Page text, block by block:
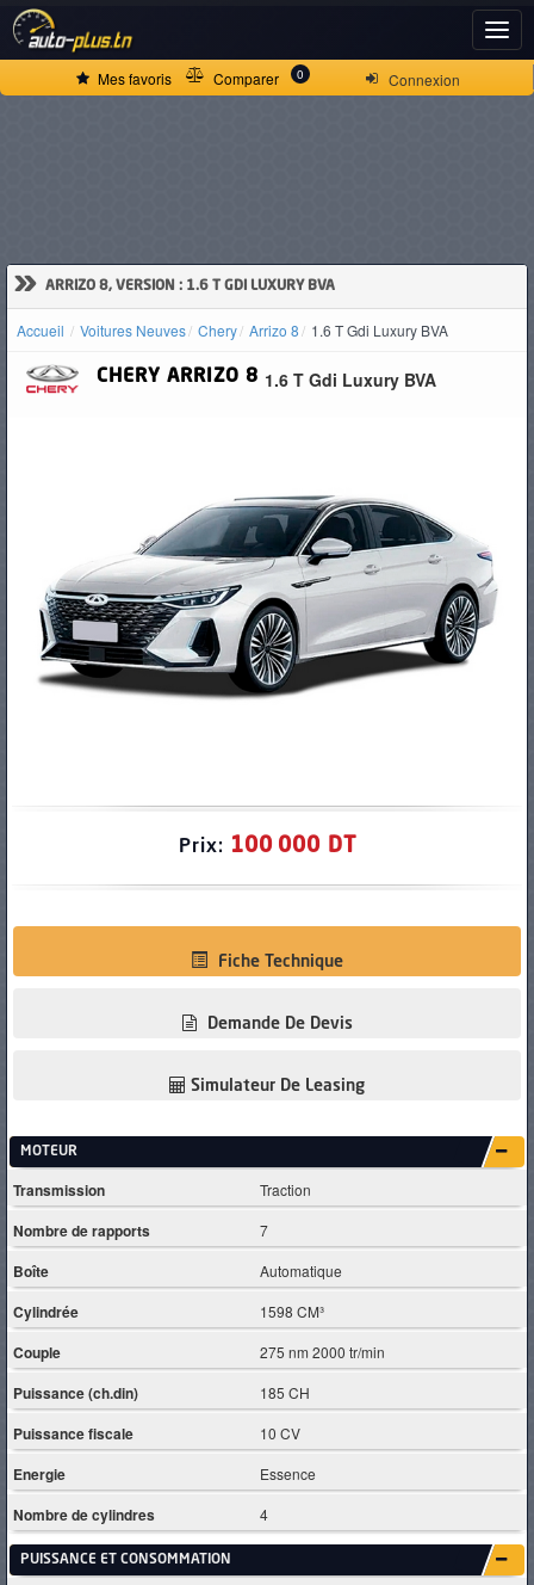
Connexion
Mes favoris Comparer 0
» ARRIZO 8, VERSION : 1.6 T GDI LUXURY BVA
Accueil Voitures Neuves Chery Arrizo 8 1.6 T Gdi Luxury BVA
CHERY ARRIZO 8 1.6 T Gdi Luxury BVA
Prix: 100 000 DT
Fiche Technique
Demande De Devis
Simulateur De Leasing
MOTEUR
Transmission Traction
Nombre de rapports 7
Boîte Automatique
Cylindrée 1598 CM³
Couple 275 nm 2000 tr/min
Puissance (ch.din) 185 CH
Puissance fiscale 10 CV
Energie Essence
Nombre de cylindres 4
PUISSANCE ET CONSOMMATION
ACCUEIL
D'OCCASION
PNEUS